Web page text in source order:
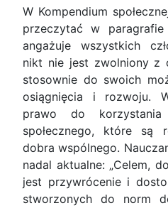
W Kompendium
przeczytać w
angażuje wszystkich
nikt nie jest zwolniony z
stosownie do swoich
osiągnięcia i rozwoju.
prawo do
społecznego, które są
dobra wspólnego.
nadal aktualne: „Celem,
jest przywrócenie i
stworzonych do norm